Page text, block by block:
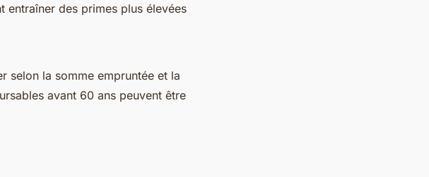
entraîner des primes plus élevées
selon la somme empruntée et la
avant 60 ans peuvent être